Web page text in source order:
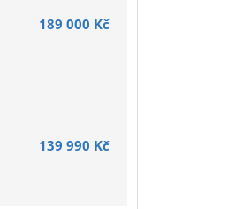
189 000 Kč
139 990 Kč